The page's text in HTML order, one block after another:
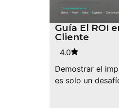
Guía El ROI
Cliente
4.0
Demostrar el
es solo un